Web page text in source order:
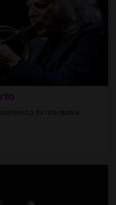
da una nuova